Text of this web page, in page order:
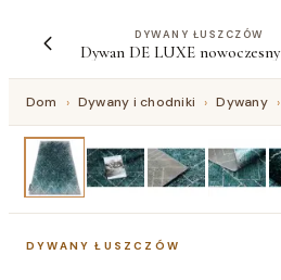
DYWANY ŁUSZCZÓW
Dom › Dywany i chodniki › Dywany ›
DYWANY ŁUSZCZÓW